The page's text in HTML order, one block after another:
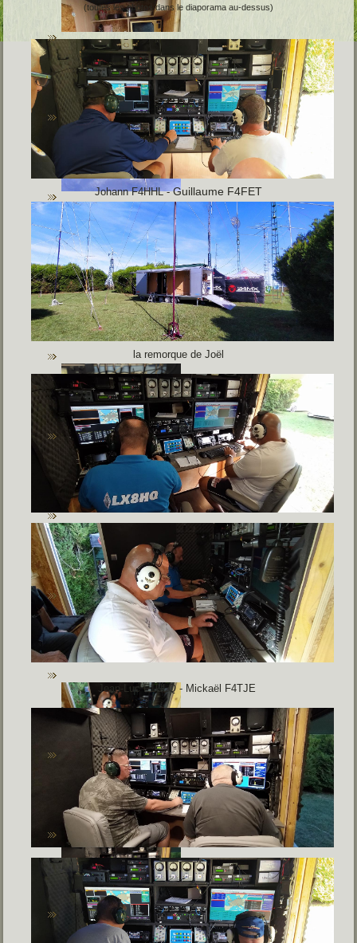
(toutes les photos dans le diaporama au-dessus)
Johann F4HHL -Guillaume F4FET
la remorque de Joël
Jean-Luc F1ULQ - Mickaël F4TJE